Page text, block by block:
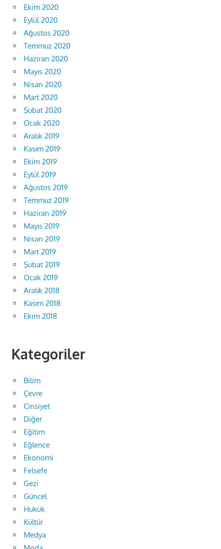
Ekim 2020
Eylül 2020
Ağustos 2020
Temmuz 2020
Haziran 2020
Mayıs 2020
Nisan 2020
Mart 2020
Şubat 2020
Ocak 2020
Aralık 2019
Kasım 2019
Ekim 2019
Eylül 2019
Ağustos 2019
Temmuz 2019
Haziran 2019
Mayıs 2019
Nisan 2019
Mart 2019
Şubat 2019
Ocak 2019
Aralık 2018
Kasım 2018
Ekim 2018
Kategoriler
Bilim
Çevre
Cinsiyet
Diğer
Eğitim
Eğlence
Ekonomi
Felsefe
Gezi
Güncel
Hukuk
Kültür
Medya